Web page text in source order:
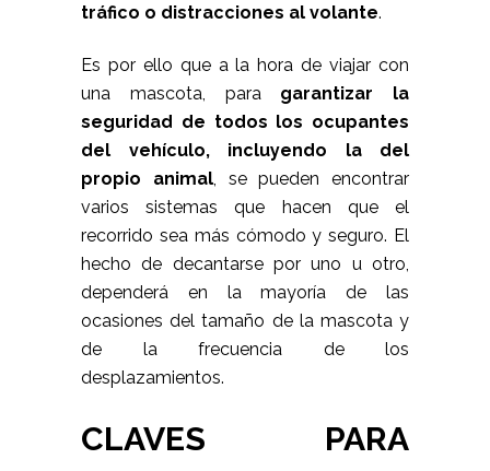
tráfico o distracciones al volante.
Es por ello que a la hora de viajar con
una mascota, para garantizar la
seguridad de todos los ocupantes
del vehículo, incluyendo la del
propio animal, se pueden encontrar
varios sistemas que hacen que el
recorrido sea más cómodo y seguro. El
hecho de decantarse por uno u otro,
dependerá en la mayoría de las
ocasiones del tamaño de la mascota y
de la frecuencia de los
desplazamientos.
CLAVES PARA